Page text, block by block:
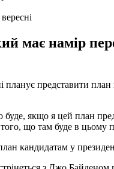
має намір
представити
якщо я цей план
що там буде в цьому
кандидатам у